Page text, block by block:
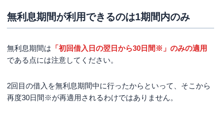
無利息期間が利用できるのは1期間内のみ
無利息期間は 「初回借入日の翌日から30日間※ 」のみの適用
である点には注意してください。
2回目の借入を無利息期間中に行ったからといって、そこから
再度30日間※が再適用されるわけではありません。